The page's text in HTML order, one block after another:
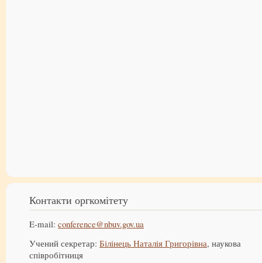
Контакти оргкомітету
E-mail: conference@nbuv.gov.ua
Учений секретар: Білінець Наталія Григорівна, наукова
співробітниця